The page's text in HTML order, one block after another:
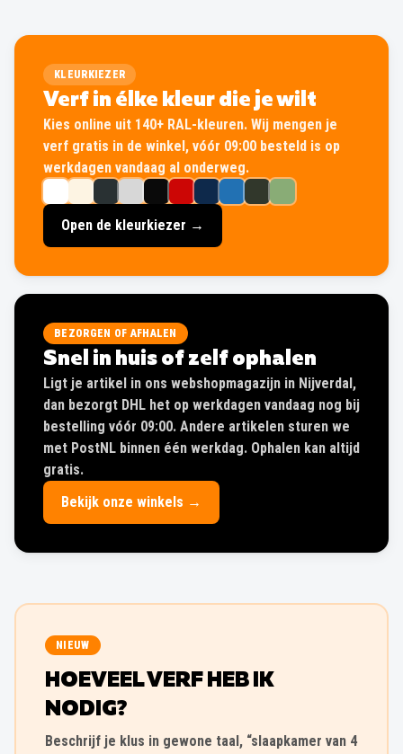
KLEURKIEZER
Verf in élke kleur die je wilt
Kies online uit 140+ RAL-kleuren. Wij mengen je
verf gratis in de winkel, vóór 09:00 besteld is op
werkdagen vandaag al onderweg.
Open de kleurkiezer →
BEZORGEN OF AFHALEN
Snel in huis of zelf ophalen
Ligt je artikel in ons webshopmagazijn in Nijverdal,
dan bezorgt DHL het op werkdagen vandaag nog bij
bestelling vóór 09:00. Andere artikelen sturen we
met PostNL binnen één werkdag. Ophalen kan altijd
gratis.
Bekijk onze winkels →
NIEUW
HOEVEEL VERF HEB IK
NODIG?
Beschrijf je klus in gewone taal, “slaapkamer van 4